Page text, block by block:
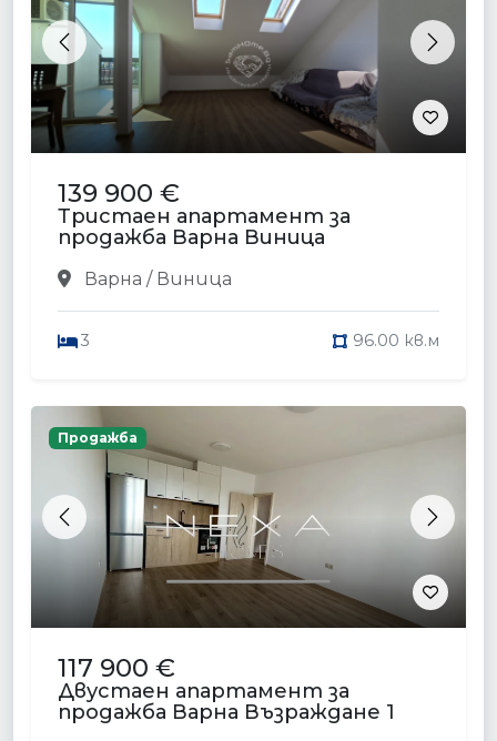
Previous Next
139 900 €
Тристаен апартамент за
продажба Варна Виница
Варна / Виница
3 96.00 кв.м
Previous Next
Продажба
117 900 €
Двустаен апартамент за
продажба Варна Възраждане 1